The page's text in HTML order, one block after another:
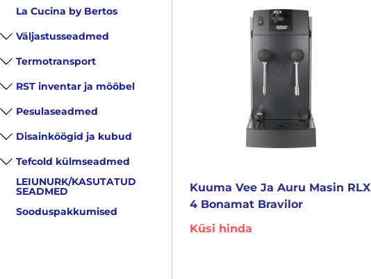
La Cucina by Bertos
Väljastusseadmed
Termotransport
RST inventar ja mööbel
Pesulaseadmed
Disainköögid ja kubud
Tefcold külmseadmed
LEIUNURK/KASUTATUD
SEADMED
Sooduspakkumised
Kuuma Vee Ja Auru Masin RLX
4 Bonamat Bravilor
Küsi hinda